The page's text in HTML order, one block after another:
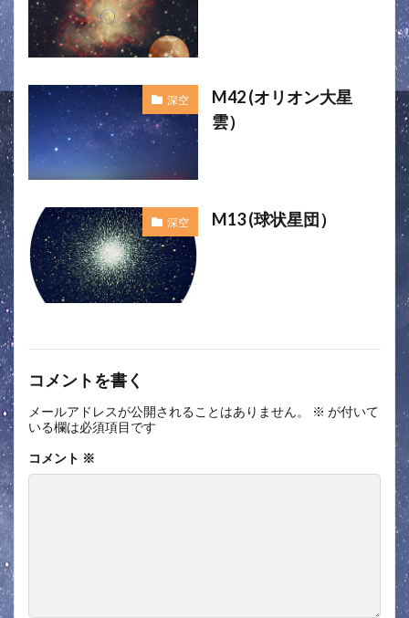
深空
M42 (オリオン大星
雲）
深空 M13 (球状星団）
コメントを書く
メールアドレスが公開されることはありません。 ※ が付いて
いる欄は必須項目です
コメント ※